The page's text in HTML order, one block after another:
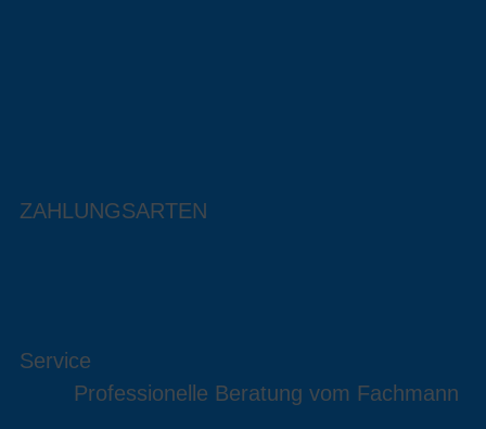
ZAHLUNGSARTEN
Service
Professionelle Beratung vom Fachmann